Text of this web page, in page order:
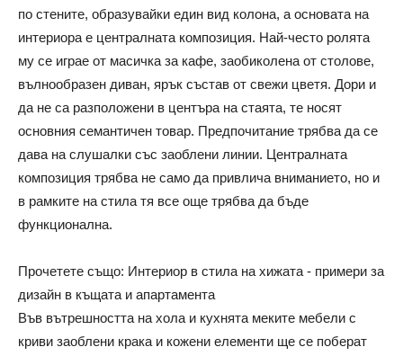
по стените, образувайки един вид колона, а основата на
интериора е централната композиция. Най-често ролята
му се играе от масичка за кафе, заобиколена от столове,
вълнообразен диван, ярък състав от свежи цветя. Дори и
да не са разположени в центъра на стаята, те носят
основния семантичен товар. Предпочитание трябва да се
дава на слушалки със заоблени линии. Централната
композиция трябва не само да привлича вниманието, но и
в рамките на стила тя все още трябва да бъде
функционална.
Прочетете също: Интериор в стила на хижата - примери за
дизайн в къщата и апартамента
Във вътрешността на хола и кухнята меките мебели с
криви заоблени крака и кожени елементи ще се поберат